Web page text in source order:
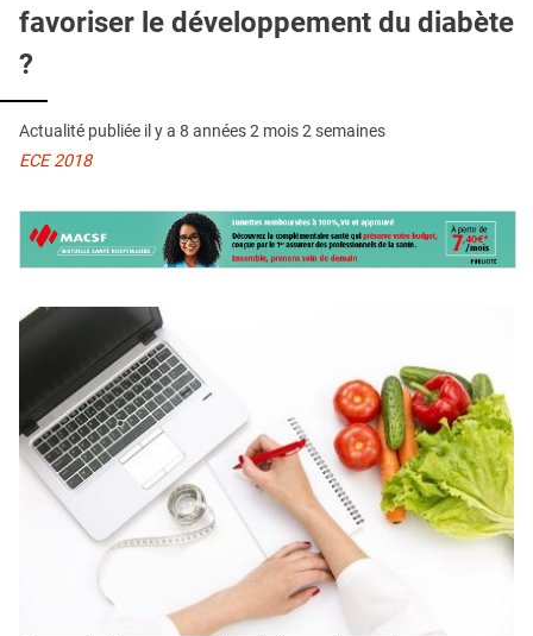
CRÉDITS
favoriser le développement du diabète
?
Actualité publiée il y a 8 années 2 mois 2 semaines
ECE 2018